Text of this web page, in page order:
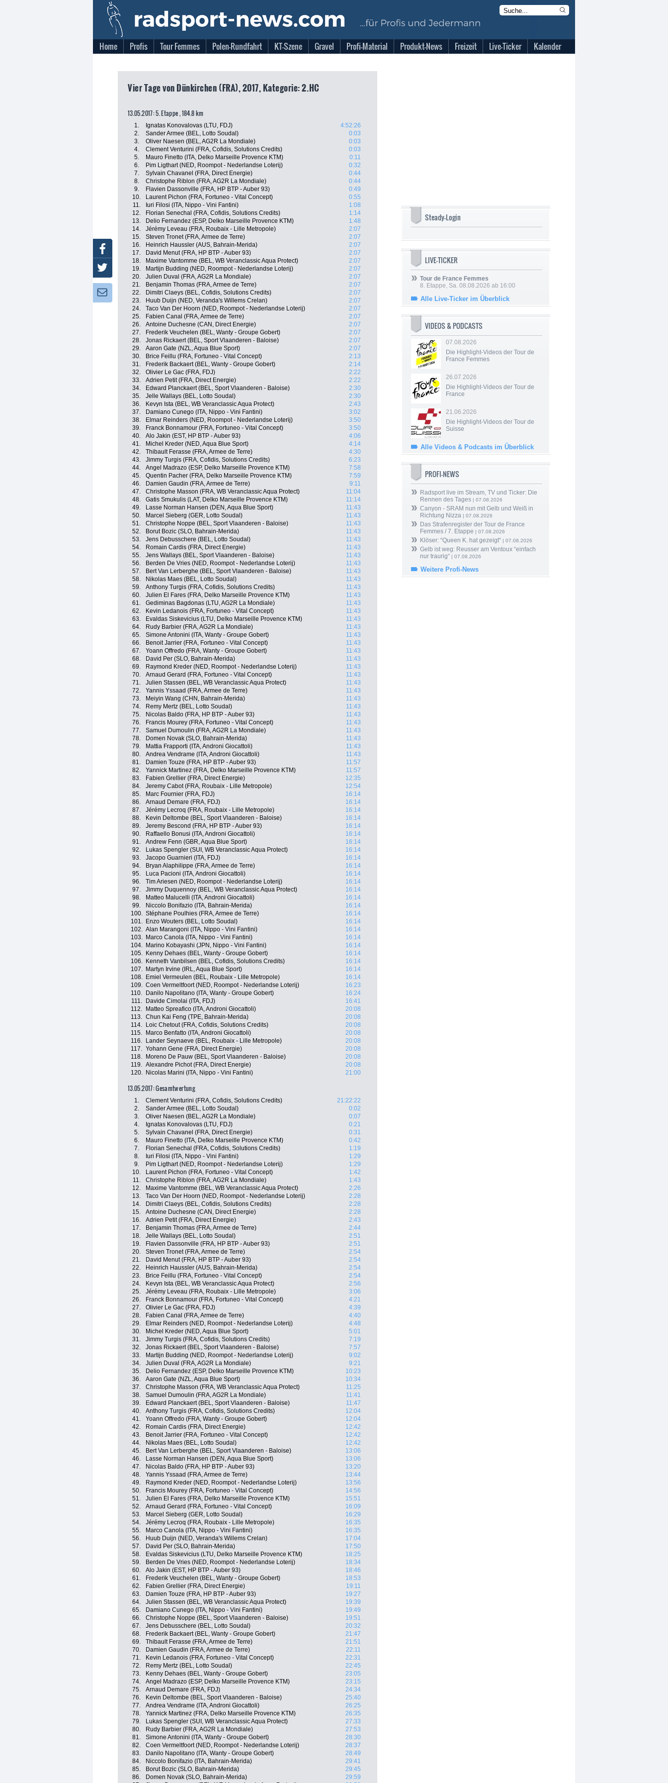
Home Profis Tour Femmes Polen-Rundfahrt KT-Szene Gravel Profi-Material Produkt-News Freizeit Live-Ticker Kalender
Vier Tage von Dünkirchen (FRA), 2017, Kategorie: 2.HC
13.05.2017: 5. Etappe , 184.8 km
1. Ignatas Konovalovas (LTU, FDJ)
4:52:26
2.
Sander Armee (BEL, Lotto Soudal)
0:03
3.
Oliver Naesen (BEL, AG2R La Mondiale)
0:03
4.
Clement Venturini (FRA, Cofidis, Solutions Credits)
0:03
5.
Mauro Finetto (ITA, Delko Marseille Provence KTM)
0:11
6.
Pim Ligthart (NED, Roompot - Nederlandse Loterij)
0:32
7.
Sylvain Chavanel (FRA, Direct Energie)
0:44
8.
Christophe Riblon (FRA, AG2R La Mondiale)
0:44
9.
Flavien Dassonville (FRA, HP BTP - Auber 93)
0:49
10.
Laurent Pichon (FRA, Fortuneo - Vital Concept)
0:55
11.
Iuri Filosi (ITA, Nippo - Vini Fantini)
1:08
12.
Florian Senechal (FRA, Cofidis, Solutions Credits)
1:14
13.
Delio Fernandez (ESP, Delko Marseille Provence KTM)
1:48
14.
Jérémy Leveau (FRA, Roubaix - Lille Metropole)
2:07
15.
Steven Tronet (FRA, Armee de Terre)
2:07
16.
Heinrich Haussler (AUS, Bahrain-Merida)
2:07
17.
David Menut (FRA, HP BTP - Auber 93)
2:07
18.
Maxime Vantomme (BEL, WB Veranclassic Aqua Protect)
2:07
19.
Martijn Budding (NED, Roompot - Nederlandse Loterij)
2:07
20.
Julien Duval (FRA, AG2R La Mondiale)
2:07
21.
Benjamin Thomas (FRA, Armee de Terre)
2:07
22.
Dimitri Claeys (BEL, Cofidis, Solutions Credits)
2:07
23.
Huub Duijn (NED, Veranda's Willems Crelan)
2:07
24.
Taco Van Der Hoorn (NED, Roompot - Nederlandse Loterij)
2:07
25.
Fabien Canal (FRA, Armee de Terre)
2:07
26.
Antoine Duchesne (CAN, Direct Energie)
2:07
27.
Frederik Veuchelen (BEL, Wanty - Groupe Gobert)
2:07
28.
Jonas Rickaert (BEL, Sport Vlaanderen - Baloise)
2:07
29.
Aaron Gate (NZL, Aqua Blue Sport)
2:07
30.
Brice Feillu (FRA, Fortuneo - Vital Concept)
2:13
31.
Frederik Backaert (BEL, Wanty - Groupe Gobert)
2:14
32.
Olivier Le Gac (FRA, FDJ)
2:22
33.
Adrien Petit (FRA, Direct Energie)
2:22
34.
Edward Planckaert (BEL, Sport Vlaanderen - Baloise)
2:30
35.
Jelle Wallays (BEL, Lotto Soudal)
2:30
36.
Kevyn Ista (BEL, WB Veranclassic Aqua Protect)
2:43
37.
Damiano Cunego (ITA, Nippo - Vini Fantini)
3:02
38.
Elmar Reinders (NED, Roompot - Nederlandse Loterij)
3:50
39.
Franck Bonnamour (FRA, Fortuneo - Vital Concept)
3:50
40.
Alo Jakin (EST, HP BTP - Auber 93)
4:06
41.
Michel Kreder (NED, Aqua Blue Sport)
4:14
42.
Thibault Ferasse (FRA, Armee de Terre)
4:30
43.
Jimmy Turgis (FRA, Cofidis, Solutions Credits)
6:23
44.
Angel Madrazo (ESP, Delko Marseille Provence KTM)
7:58
45.
Quentin Pacher (FRA, Delko Marseille Provence KTM)
7:59
46.
Damien Gaudin (FRA, Armee de Terre)
9:11
47.
Christophe Masson (FRA, WB Veranclassic Aqua Protect)
11:04
48.
Gatis Smukulis (LAT, Delko Marseille Provence KTM)
11:14
49.
Lasse Norman Hansen (DEN, Aqua Blue Sport)
11:43
50.
Marcel Sieberg (GER, Lotto Soudal)
11:43
51.
Christophe Noppe (BEL, Sport Vlaanderen - Baloise)
11:43
52.
Borut Bozic (SLO, Bahrain-Merida)
11:43
53.
Jens Debusschere (BEL, Lotto Soudal)
11:43
54.
Romain Cardis (FRA, Direct Energie)
11:43
55.
Jens Wallays (BEL, Sport Vlaanderen - Baloise)
11:43
56.
Berden De Vries (NED, Roompot - Nederlandse Loterij)
11:43
57.
Bert Van Lerberghe (BEL, Sport Vlaanderen - Baloise)
11:43
58.
Nikolas Maes (BEL, Lotto Soudal)
11:43
59.
Anthony Turgis (FRA, Cofidis, Solutions Credits)
11:43
60.
Julien El Fares (FRA, Delko Marseille Provence KTM)
11:43
61.
Gediminas Bagdonas (LTU, AG2R La Mondiale)
11:43
62.
Kevin Ledanois (FRA, Fortuneo - Vital Concept)
11:43
63.
Evaldas Siskevicius (LTU, Delko Marseille Provence KTM)
11:43
64.
Rudy Barbier (FRA, AG2R La Mondiale)
11:43
65.
Simone Antonini (ITA, Wanty - Groupe Gobert)
11:43
66.
Benoit Jarrier (FRA, Fortuneo - Vital Concept)
11:43
67.
Yoann Offredo (FRA, Wanty - Groupe Gobert)
11:43
68.
David Per (SLO, Bahrain-Merida)
11:43
69.
Raymond Kreder (NED, Roompot - Nederlandse Loterij)
11:43
70.
Arnaud Gerard (FRA, Fortuneo - Vital Concept)
11:43
71.
Julien Stassen (BEL, WB Veranclassic Aqua Protect)
11:43
72.
Yannis Yssaad (FRA, Armee de Terre)
11:43
73.
Meiyin Wang (CHN, Bahrain-Merida)
11:43
74.
Remy Mertz (BEL, Lotto Soudal)
11:43
75.
Nicolas Baldo (FRA, HP BTP - Auber 93)
11:43
76.
Francis Mourey (FRA, Fortuneo - Vital Concept)
11:43
77.
Samuel Dumoulin (FRA, AG2R La Mondiale)
11:43
78.
Domen Novak (SLO, Bahrain-Merida)
11:43
79.
Mattia Frapporti (ITA, Androni Giocattoli)
11:43
80.
Andrea Vendrame (ITA, Androni Giocattoli)
11:43
81.
Damien Touze (FRA, HP BTP - Auber 93)
11:57
82.
Yannick Martinez (FRA, Delko Marseille Provence KTM)
11:57
83.
Fabien Grellier (FRA, Direct Energie)
12:35
84.
Jeremy Cabot (FRA, Roubaix - Lille Metropole)
12:54
85.
Marc Fournier (FRA, FDJ)
16:14
86.
Arnaud Demare (FRA, FDJ)
16:14
87.
Jérémy Lecroq (FRA, Roubaix - Lille Metropole)
16:14
88.
Kevin Deltombe (BEL, Sport Vlaanderen - Baloise)
16:14
89.
Jeremy Bescond (FRA, HP BTP - Auber 93)
16:14
90.
Raffaello Bonusi (ITA, Androni Giocattoli)
16:14
91.
Andrew Fenn (GBR, Aqua Blue Sport)
16:14
92.
Lukas Spengler (SUI, WB Veranclassic Aqua Protect)
16:14
93.
Jacopo Guarnieri (ITA, FDJ)
16:14
94.
Bryan Alaphilippe (FRA, Armee de Terre)
16:14
95.
Luca Pacioni (ITA, Androni Giocattoli)
16:14
96.
Tim Ariesen (NED, Roompot - Nederlandse Loterij)
16:14
97.
Jimmy Duquennoy (BEL, WB Veranclassic Aqua Protect)
16:14
98.
Matteo Malucelli (ITA, Androni Giocattoli)
16:14
99.
Niccolo Bonifazio (ITA, Bahrain-Merida)
16:14
100. Stéphane Poulhies (FRA, Armee de Terre)
16:14
101.
Enzo Wouters (BEL, Lotto Soudal)
16:14
102. Alan Marangoni (ITA, Nippo - Vini Fantini)
16:14
103.
Marco Canola (ITA, Nippo - Vini Fantini)
16:14
104.
Marino Kobayashi (JPN, Nippo - Vini Fantini)
16:14
105.
Kenny Dehaes (BEL, Wanty - Groupe Gobert)
16:14
106.
Kenneth Vanbilsen (BEL, Cofidis, Solutions Credits)
16:14
107.
Martyn Irvine (IRL, Aqua Blue Sport)
16:14
108.
Emiel Vermeulen (BEL, Roubaix - Lille Metropole)
16:14
109. Coen Vermeltfoort (NED, Roompot - Nederlandse Loterij)
16:23
110.
Danilo Napolitano (ITA, Wanty - Groupe Gobert)
16:24
111.
Davide Cimolai (ITA, FDJ)
16:41
112.
Matteo Spreafico (ITA, Androni Giocattoli)
20:08
113. Chun Kai Feng (TPE, Bahrain-Merida)
20:08
114.
Loic Chetout (FRA, Cofidis, Solutions Credits)
20:08
115.
Marco Benfatto (ITA, Androni Giocattoli)
20:08
116.
Lander Seynaeve (BEL, Roubaix - Lille Metropole)
20:08
117. Yohann Gene (FRA, Direct Energie)
20:08
118.
Moreno De Pauw (BEL, Sport Vlaanderen - Baloise)
20:08
119. Alexandre Pichot (FRA, Direct Energie)
20:08
120.
Nicolas Marini (ITA, Nippo - Vini Fantini) 21:00
13.05.2017: Gesamtwertung
1. Clement Venturini (FRA, Cofidis, Solutions Credits)
21:22:22
2.
Sander Armee (BEL, Lotto Soudal)
0:02
3.
Oliver Naesen (BEL, AG2R La Mondiale)
0:07
4.
Ignatas Konovalovas (LTU, FDJ)
0:21
5.
Sylvain Chavanel (FRA, Direct Energie)
0:31
6.
Mauro Finetto (ITA, Delko Marseille Provence KTM)
0:42
7.
Florian Senechal (FRA, Cofidis, Solutions Credits)
1:19
8.
Iuri Filosi (ITA, Nippo - Vini Fantini)
1:29
9.
Pim Ligthart (NED, Roompot - Nederlandse Loterij)
1:29
10.
Laurent Pichon (FRA, Fortuneo - Vital Concept)
1:42
11.
Christophe Riblon (FRA, AG2R La Mondiale)
1:43
12.
Maxime Vantomme (BEL, WB Veranclassic Aqua Protect)
2:26
13.
Taco Van Der Hoorn (NED, Roompot - Nederlandse Loterij)
2:28
14.
Dimitri Claeys (BEL, Cofidis, Solutions Credits)
2:28
15.
Antoine Duchesne (CAN, Direct Energie)
2:28
16.
Adrien Petit (FRA, Direct Energie)
2:43
17.
Benjamin Thomas (FRA, Armee de Terre)
2:44
18.
Jelle Wallays (BEL, Lotto Soudal)
2:51
19.
Flavien Dassonville (FRA, HP BTP - Auber 93)
2:51
20.
Steven Tronet (FRA, Armee de Terre)
2:54
21.
David Menut (FRA, HP BTP - Auber 93)
2:54
22.
Heinrich Haussler (AUS, Bahrain-Merida)
2:54
23.
Brice Feillu (FRA, Fortuneo - Vital Concept)
2:54
24.
Kevyn Ista (BEL, WB Veranclassic Aqua Protect)
2:56
25.
Jérémy Leveau (FRA, Roubaix - Lille Metropole)
3:06
26.
Franck Bonnamour (FRA, Fortuneo - Vital Concept)
4:21
27.
Olivier Le Gac (FRA, FDJ)
4:39
28.
Fabien Canal (FRA, Armee de Terre)
4:40
29.
Elmar Reinders (NED, Roompot - Nederlandse Loterij)
4:48
30.
Michel Kreder (NED, Aqua Blue Sport)
5:01
31.
Jimmy Turgis (FRA, Cofidis, Solutions Credits)
7:19
32.
Jonas Rickaert (BEL, Sport Vlaanderen - Baloise)
7:57
33.
Martijn Budding (NED, Roompot - Nederlandse Loterij)
9:02
34.
Julien Duval (FRA, AG2R La Mondiale)
9:21
35.
Delio Fernandez (ESP, Delko Marseille Provence KTM)
10:23
36.
Aaron Gate (NZL, Aqua Blue Sport)
10:34
37.
Christophe Masson (FRA, WB Veranclassic Aqua Protect)
11:25
38.
Samuel Dumoulin (FRA, AG2R La Mondiale)
11:41
39.
Edward Planckaert (BEL, Sport Vlaanderen - Baloise)
11:47
40.
Anthony Turgis (FRA, Cofidis, Solutions Credits)
12:04
41.
Yoann Offredo (FRA, Wanty - Groupe Gobert)
12:04
42.
Romain Cardis (FRA, Direct Energie)
12:42
43.
Benoit Jarrier (FRA, Fortuneo - Vital Concept)
12:42
44.
Nikolas Maes (BEL, Lotto Soudal)
12:42
45.
Bert Van Lerberghe (BEL, Sport Vlaanderen - Baloise)
13:06
46.
Lasse Norman Hansen (DEN, Aqua Blue Sport)
13:06
47.
Nicolas Baldo (FRA, HP BTP - Auber 93)
13:20
48.
Yannis Yssaad (FRA, Armee de Terre)
13:44
49.
Raymond Kreder (NED, Roompot - Nederlandse Loterij)
13:56
50.
Francis Mourey (FRA, Fortuneo - Vital Concept)
14:56
51.
Julien El Fares (FRA, Delko Marseille Provence KTM)
15:51
52.
Arnaud Gerard (FRA, Fortuneo - Vital Concept)
16:09
53.
Marcel Sieberg (GER, Lotto Soudal)
16:29
54.
Jérémy Lecroq (FRA, Roubaix - Lille Metropole)
16:35
55.
Marco Canola (ITA, Nippo - Vini Fantini)
16:35
56.
Huub Duijn (NED, Veranda's Willems Crelan)
17:04
57.
David Per (SLO, Bahrain-Merida)
17:50
58.
Evaldas Siskevicius (LTU, Delko Marseille Provence KTM)
18:25
59.
Berden De Vries (NED, Roompot - Nederlandse Loterij)
18:34
60.
Alo Jakin (EST, HP BTP - Auber 93)
18:46
61.
Frederik Veuchelen (BEL, Wanty - Groupe Gobert)
18:53
62.
Fabien Grellier (FRA, Direct Energie)
19:11
63.
Damien Touze (FRA, HP BTP - Auber 93)
19:27
64.
Julien Stassen (BEL, WB Veranclassic Aqua Protect)
19:39
65.
Damiano Cunego (ITA, Nippo - Vini Fantini)
19:49
66.
Christophe Noppe (BEL, Sport Vlaanderen - Baloise)
19:51
67.
Jens Debusschere (BEL, Lotto Soudal)
20:32
68.
Frederik Backaert (BEL, Wanty - Groupe Gobert)
21:47
69.
Thibault Ferasse (FRA, Armee de Terre)
21:51
70.
Damien Gaudin (FRA, Armee de Terre)
22:11
71.
Kevin Ledanois (FRA, Fortuneo - Vital Concept)
22:31
72.
Remy Mertz (BEL, Lotto Soudal)
22:45
73.
Kenny Dehaes (BEL, Wanty - Groupe Gobert)
23:05
74.
Angel Madrazo (ESP, Delko Marseille Provence KTM)
23:15
75.
Arnaud Demare (FRA, FDJ)
24:34
76.
Kevin Deltombe (BEL, Sport Vlaanderen - Baloise)
25:40
77.
Andrea Vendrame (ITA, Androni Giocattoli)
26:25
78.
Yannick Martinez (FRA, Delko Marseille Provence KTM)
26:35
79.
Lukas Spengler (SUI, WB Veranclassic Aqua Protect)
27:33
80.
Rudy Barbier (FRA, AG2R La Mondiale)
27:53
81.
Simone Antonini (ITA, Wanty - Groupe Gobert)
28:30
82.
Coen Vermeltfoort (NED, Roompot - Nederlandse Loterij)
28:37
83.
Danilo Napolitano (ITA, Wanty - Groupe Gobert)
28:49
84.
Niccolo Bonifazio (ITA, Bahrain-Merida)
29:41
85.
Borut Bozic (SLO, Bahrain-Merida)
29:45
86.
Domen Novak (SLO, Bahrain-Merida)
29:59
Steady-Login
LIVE-TICKER
Tour de France Femmes
8. Etappe, Sa. 08.08.2026 ab 16:00
Alle Live-Ticker im Überblick
VIDEOS & PODCASTS
07.08.2026
Die Highlight-Videos der Tour de
France Femmes
26.07.2026
Die Highlight-Videos der Tour de
France
21.06.2026
Die Highlight-Videos der Tour de
Suisse
Alle Videos & Podcasts im Überblick
PROFI-NEWS
Radsport live im Stream, TV und Ticker: Die
Rennen des Tages | 07.08.2026
Canyon - SRAM nun mit Gelb und Weiß in
Richtung Nizza | 07.08.2026
Das Strafenregister der Tour de France
Femmes / 7. Etappe | 07.08.2026
Klöser: “Queen K. hat gezeigt“ | 07.08.2026
Gelb ist weg: Reusser am Ventoux “einfach
nur traurig“ | 07.08.2026
Weitere Profi-News
Facebook
Twitter
Newsletter: